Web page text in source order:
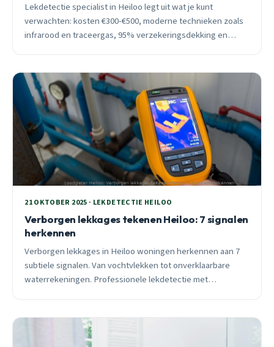
Lekdetectie specialist in Heiloo legt uit wat je kunt
verwachten: kosten €300-€500, moderne technieken zoals
infrarood en traceergas, 95% verzekeringsdekking en
21 OKTOBER 2025 · LEKDETECTIE HEILOO
Verborgen lekkages tekenen Heiloo: 7 signalen
herkennen
Verborgen lekkages in Heiloo woningen herkennen aan 7
subtiele signalen. Van vochtvlekken tot onverklaarbare
waterrekeningen. Professionele lekdetectie met